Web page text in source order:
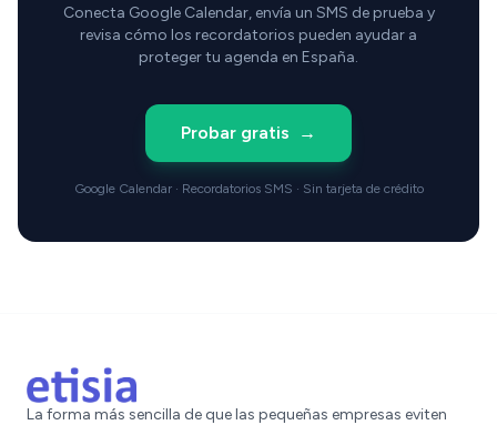
Conecta Google Calendar, envía un SMS de prueba y
revisa cómo los recordatorios pueden ayudar a
proteger tu agenda en España.
Probar gratis →
Google Calendar · Recordatorios SMS · Sin tarjeta de crédito
La forma más sencilla de que las pequeñas empresas eviten